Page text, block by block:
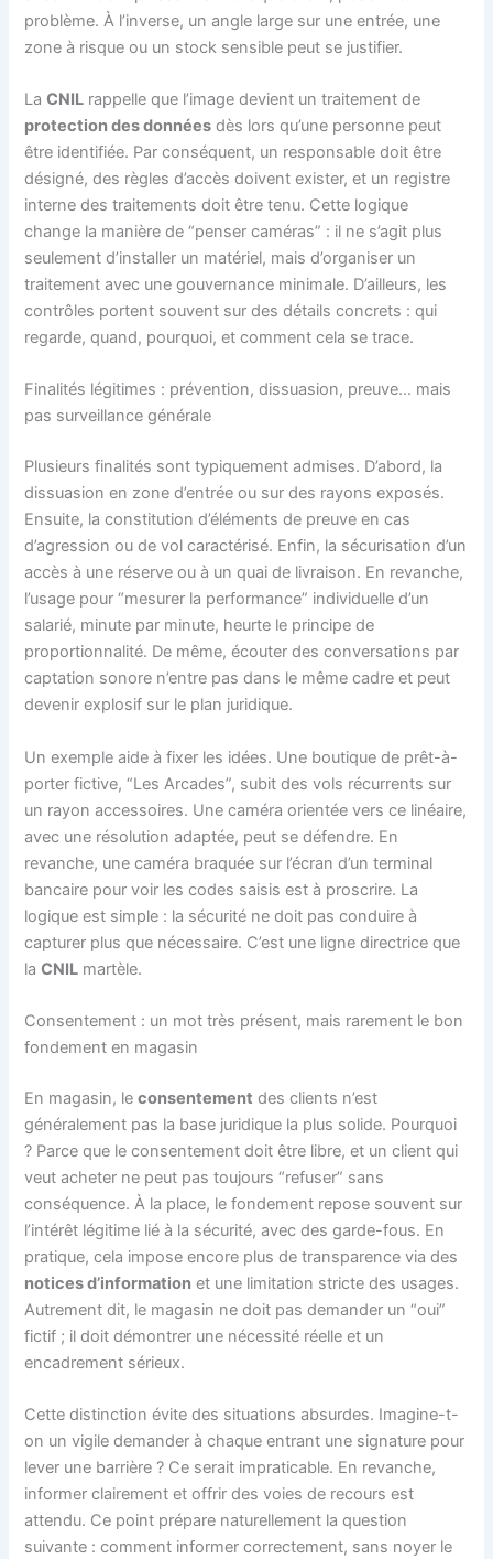
problème. À l’inverse, un angle large sur une entrée, une
zone à risque ou un stock sensible peut se justifier.
LaCNIL rappelle que l’image devient un traitement de
protection des données dès lors qu’une personne peut
être identifiée. Par conséquent, un responsable doit être
désigné, des règles d’accès doivent exister, et un registre
interne des traitements doit être tenu. Cette logique
change la manière de “penser caméras” : il ne s’agit plus
seulement d’installer un matériel, mais d’organiser un
traitement avec une gouvernance minimale. D’ailleurs, les
contrôles portent souvent sur des détails concrets : qui
regarde, quand, pourquoi, et comment cela se trace.
Finalités légitimes : prévention, dissuasion, preuve… mais
pas surveillance générale
Plusieurs finalités sont typiquement admises. D’abord, la
dissuasion en zone d’entrée ou sur des rayons exposés.
Ensuite, la constitution d’éléments de preuve en cas
d’agression ou de vol caractérisé. Enfin, la sécurisation d’un
accès à une réserve ou à un quai de livraison. En revanche,
l’usage pour “mesurer la performance” individuelle d’un
salarié, minute par minute, heurte le principe de
proportionnalité. De même, écouter des conversations par
captation sonore n’entre pas dans le même cadre et peut
devenir explosif sur le plan juridique.
Un exemple aide à fixer les idées. Une boutique de prêt-à-
porter fictive, “Les Arcades”, subit des vols récurrents sur
un rayon accessoires. Une caméra orientée vers ce linéaire,
avec une résolution adaptée, peut se défendre. En
revanche, une caméra braquée sur l’écran d’un terminal
bancaire pour voir les codes saisis est à proscrire. La
logique est simple : la sécurité ne doit pas conduire à
capturer plus que nécessaire. C’est une ligne directrice que
laCNIL martèle.
Consentement : un mot très présent, mais rarement le bon
fondement en magasin
En magasin, leconsentement des clients n’est
généralement pas la base juridique la plus solide. Pourquoi
? Parce que le consentement doit être libre, et un client qui
veut acheter ne peut pas toujours “refuser” sans
conséquence. À la place, le fondement repose souvent sur
l’intérêt légitime lié à la sécurité, avec des garde-fous. En
pratique, cela impose encore plus de transparence via des
notices d’information et une limitation stricte des usages.
Autrement dit, le magasin ne doit pas demander un “oui”
fictif ; il doit démontrer une nécessité réelle et un
encadrement sérieux.
Cette distinction évite des situations absurdes. Imagine-t-
on un vigile demander à chaque entrant une signature pour
lever une barrière ? Ce serait impraticable. En revanche,
informer clairement et offrir des voies de recours est
attendu. Ce point prépare naturellement la question
suivante : comment informer correctement, sans noyer le